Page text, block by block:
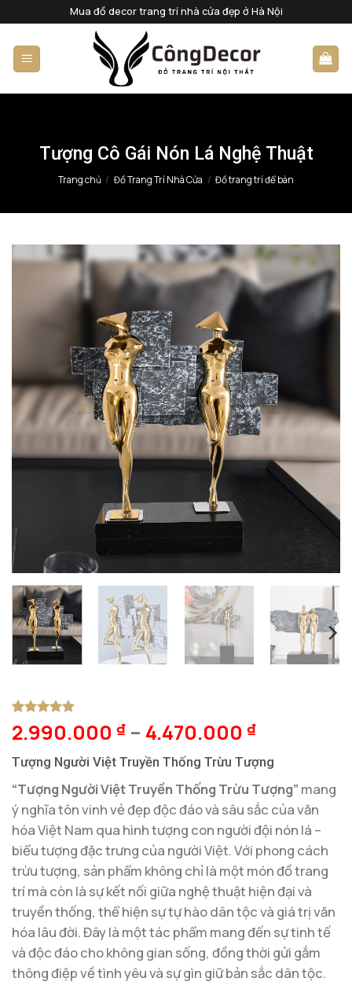
qua
nội
dung
Mua đồ decor trang trí nhà cửa đẹp ở Hà Nội
Tượng Cô Gái Nón Lá Nghệ Thuật
Trang chủ / Đồ Trang Trí Nhà Cửa / Đồ trang trí để bàn
5trên 5
dựa trên
1
2.990.000 ₫ – 4.470.000 ₫
Tượng Người Việt Truyền Thống Trừu Tượng
“Tượng Người Việt Truyền Thống Trừu Tượng” mang
ý nghĩa tôn vinh vẻ đẹp độc đáo và sâu sắc của văn
hóa Việt Nam qua hình tượng con người đội nón lá –
biểu tượng đặc trưng của người Việt. Với phong cách
trừu tượng, sản phẩm không chỉ là một món đồ trang
trí mà còn là sự kết nối giữa nghệ thuật hiện đại và
truyền thống, thể hiện sự tự hào dân tộc và giá trị văn
hóa lâu đời. Đây là một tác phẩm mang đến sự tinh tế
và độc đáo cho không gian sống, đồng thời gửi gắm
thông điệp về tình yêu và sự gìn giữ bản sắc dân tộc.